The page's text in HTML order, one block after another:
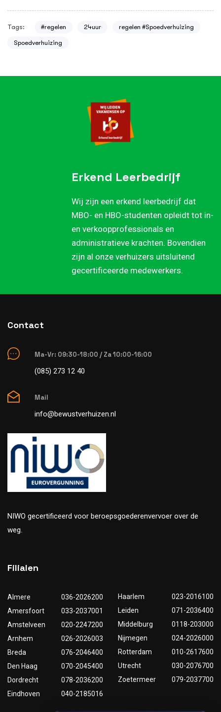
Tags: #regelen 24uur regelen #Spoedverhuizing
Spoedverhuizing
Erkend Leerbedrijf
Wij zijn een erkend leerbedrijf dat
MBO- en HBO-studenten opleidt tot in-
en verkoopprofessionals en
administratieve krachten. Bovendien
zijn al onze verhuizers uitsluitend
gecertificeerde medewerkers.
Contact
Ma-Vr: 09:30-18:00 / Za 10:00-16:00
(085) 273 12 40
Mail
info@bewustverhuizen.nl
NIWO gecertificeerd voor beroepsgoederenvervoer over de
weg.
Filialen
Almere
036-2026200
Amersfoort
033-2037001
Amstelveen
020-2247200
Arnhem
026-2026003
Breda
076-2046400
Den Haag
070-2045400
Dordrecht
078-2036200
Eindhoven
040-2185016
Haarlem
023-2016100
Leiden
071-2036400
Middelburg
0118-203000
Nijmegen
024-2026000
Rotterdam
010-2617600
Utrecht
030-2076700
Zoetermeer
079-2037700